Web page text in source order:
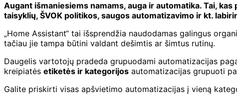
Augant išmaniesiems namams, auga ir automatika. Tai,
taisyklių, ŠVOK politikos, saugos automatizavimo ir kt.
„Home Assistant“ tai išsprendžia naudodamas galingus
tačiau jie tampa būtini valdant dešimtis ar šimtus rutinų.
Daugelis vartotojų pradeda grupuodami automatizacijas
kreipiatės etiketės ir kategorijos automatizacijas grupuoti
Galite priskirti visas apšvietimo automatizacijas į vieną